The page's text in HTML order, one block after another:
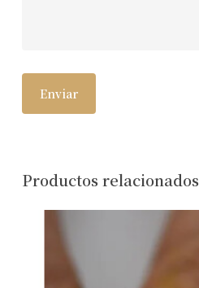
Productos relacionados